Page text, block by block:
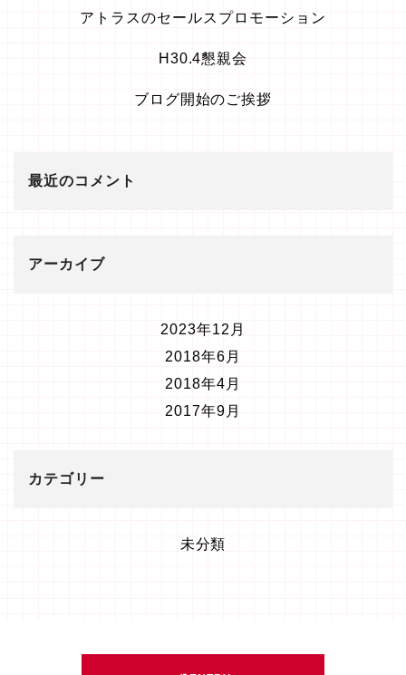
アトラスのセールスプロモーション
H30.4懇親会
ブログ開始のご挨拶
最近のコメント
アーカイブ
2023年12月
2018年6月
2018年4月
2017年9月
カテゴリー
未分類